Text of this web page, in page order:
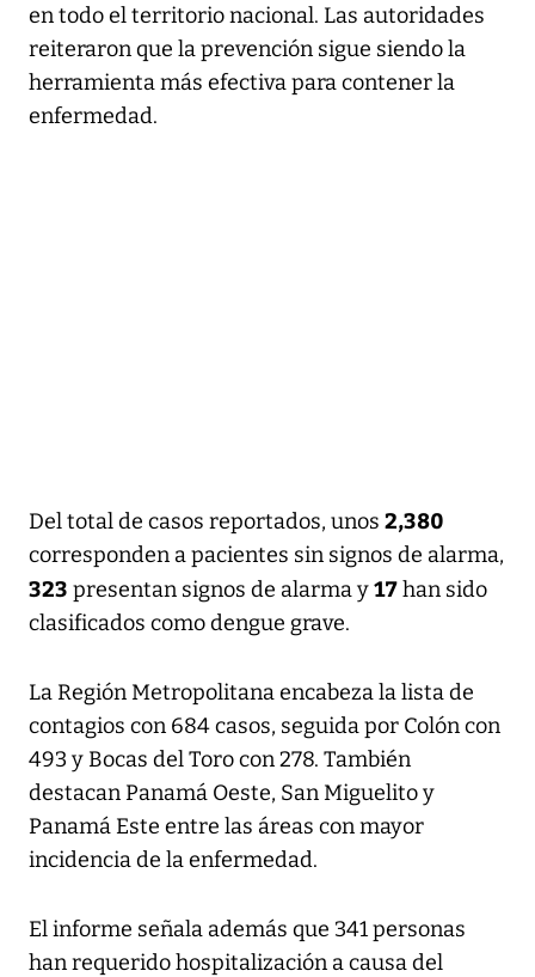
en todo el territorio nacional. Las autoridades
reiteraron que la prevención sigue siendo la
herramienta más efectiva para contener la
enfermedad.
Del total de casos reportados, unos 2,380
corresponden a pacientes sin signos de alarma,
323 presentan signos de alarma y17han sido
clasificados como dengue grave.
La Región Metropolitana encabeza la lista de
contagios con 684 casos, seguida por Colón con
493 y Bocas del Toro con 278. También
destacan Panamá Oeste, San Miguelito y
Panamá Este entre las áreas con mayor
incidencia de la enfermedad.
El informe señala además que 341 personas
han requerido hospitalización a causa del